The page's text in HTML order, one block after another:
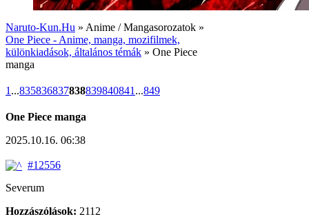
Naruto-Kun.Hu » Anime / Mangasorozatok »
One Piece - Anime, manga, mozifilmek,
különkiadások, általános témák » One Piece
manga
1 ...835836837838839840841 ...849
One Piece manga
2025.10.16. 06:38
#12556
Severum
Hozzászólások: 2112